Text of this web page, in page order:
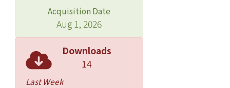
Acquisition Date
Aug 1, 2026
Downloads
14
Last Week